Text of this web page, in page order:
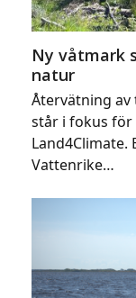
Ny våtmark
natur
Återvätning
står i fokus
Vattenrike…